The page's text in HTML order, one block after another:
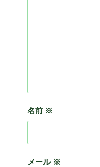
名前 ※
メール ※